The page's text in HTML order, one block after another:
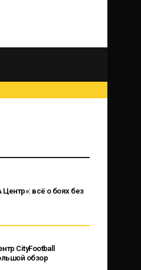
всё о боях без
CityFootball
обзор